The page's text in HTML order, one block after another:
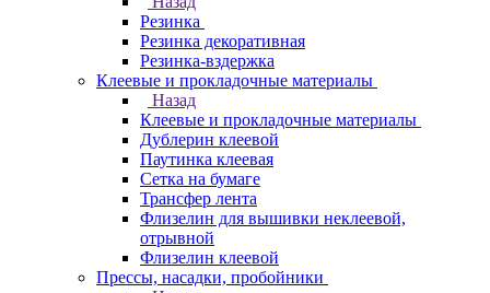
Резинка
Резинка декоративная
Резинка-вздержка
Клеевые и прокладочные материалы
Назад
Клеевые и прокладочные материалы
Дублерин клеевой
Паутинка клеевая
Сетка на бумаге
Трансфер лента
Флизелин для вышивки неклеевой,
отрывной
Флизелин клеевой
Прессы, насадки, пробойники